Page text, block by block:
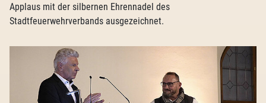
Applaus mit der silbernen Ehrennadel des
Stadtfeuerwehrverbands ausgezeichnet.